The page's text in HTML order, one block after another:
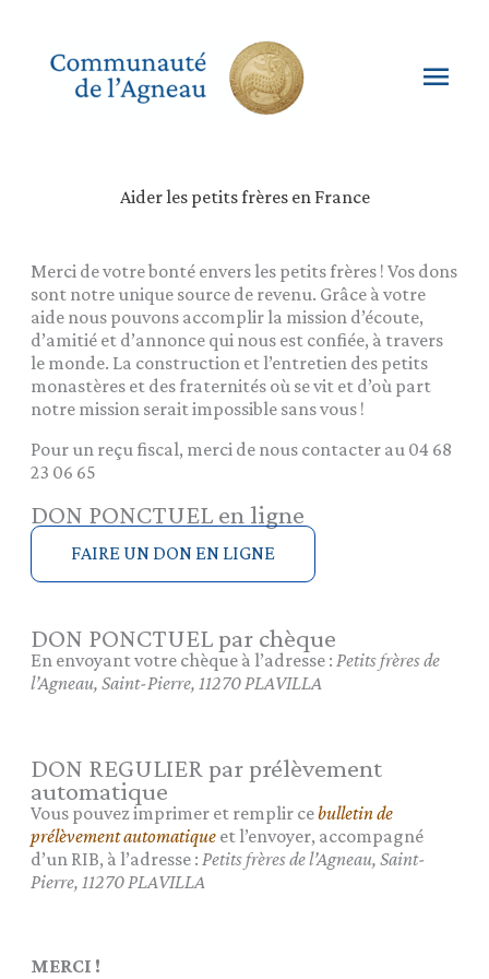
contenu
Aider les petits frères en France
Merci de votre bonté envers les petits frères ! Vos dons
sont notre unique source de revenu. Grâce à votre
aide nous pouvons accomplir la mission d’écoute,
d’amitié et d’annonce qui nous est confiée, à travers
le monde. La construction et l’entretien des petits
monastères et des fraternités où se vit et d’où part
notre mission serait impossible sans vous !
Pour un reçu fiscal, merci de nous contacter au 04 68
23 06 65
DON PONCTUEL en ligne
DON PONCTUEL par chèque
En envoyant votre chèque à l’adresse : Petits frères de
l’Agneau, Saint-Pierre, 11270 PLAVILLA
DON REGULIER par prélèvement
automatique
Vous pouvez imprimer et remplir cebulletin de
prélèvement automatiqueet l’envoyer, accompagné
d’un RIB, à l’adresse : Petits frères de l’Agneau, Saint-
Pierre, 11270 PLAVILLA
MERCI !